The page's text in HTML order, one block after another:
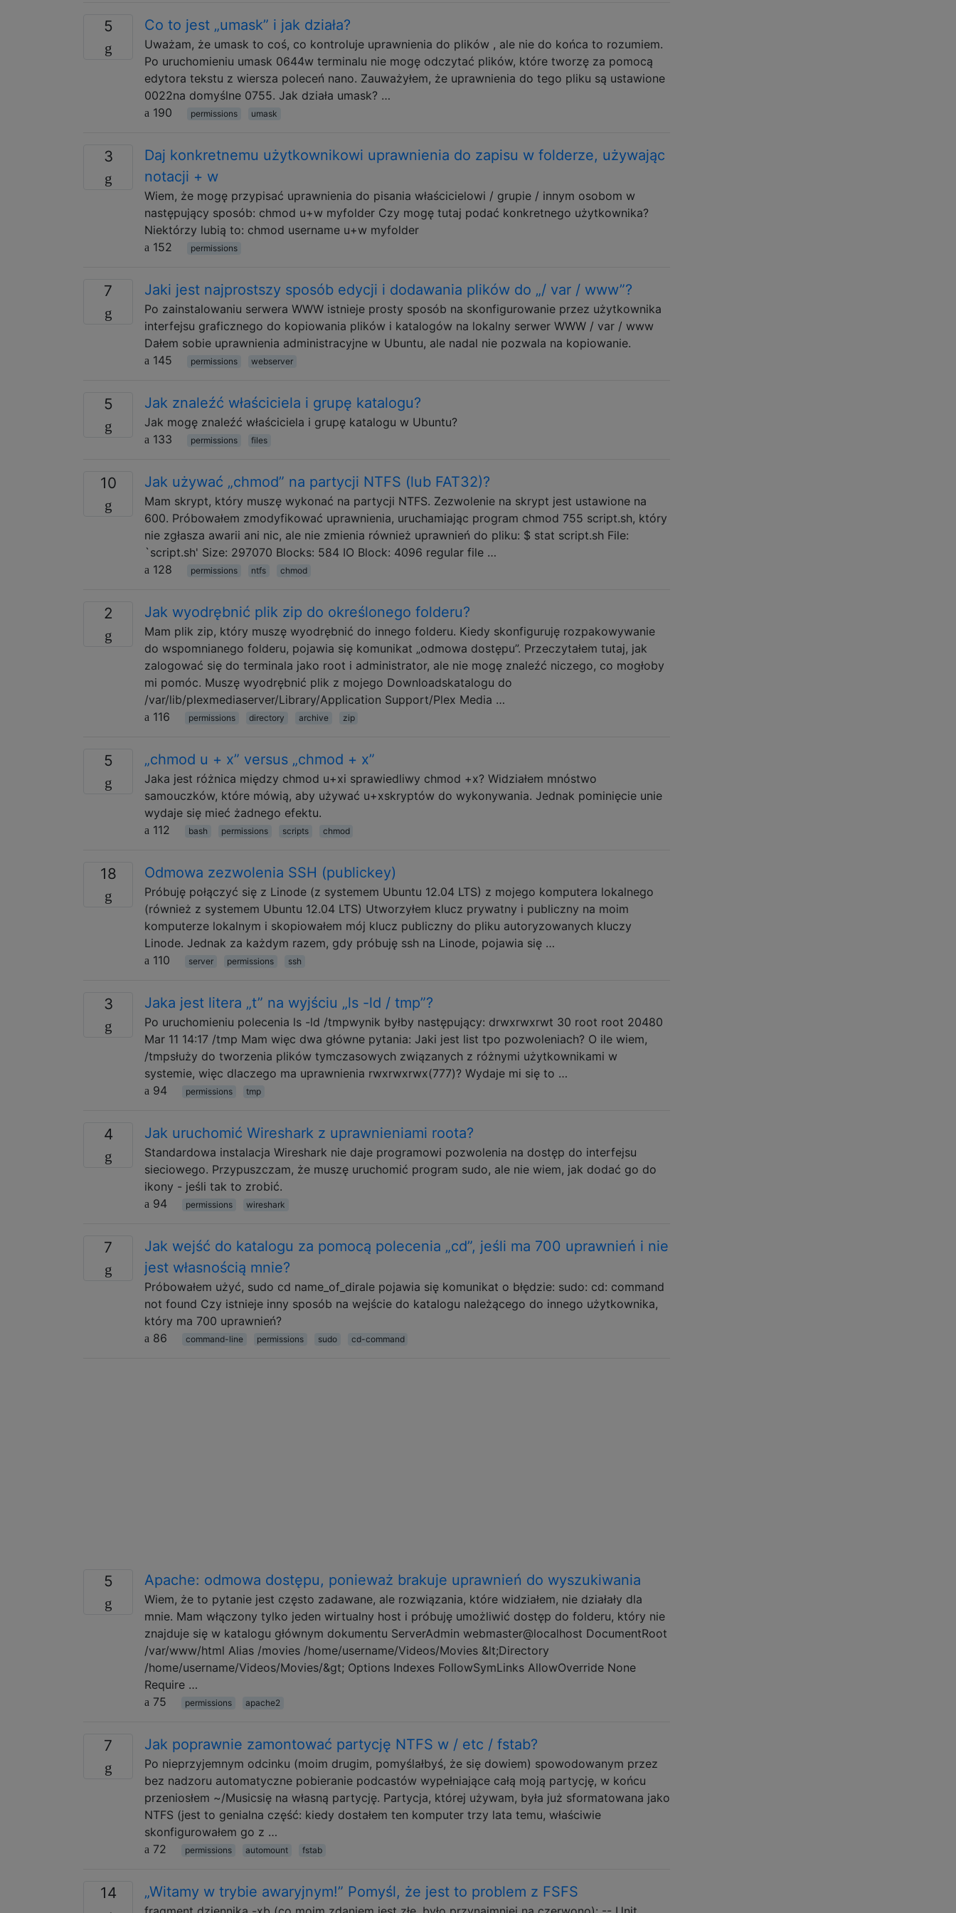
5 Co to jest „umask” i jak działa?
Uważam, że umask to coś, co kontroluje uprawnienia do plików , ale nie do końca to rozumiem.
Po uruchomieniu umask 0644w terminalu nie mogę odczytać plików, które tworzę za pomocą
edytora tekstu z wiersza poleceń nano. Zauważyłem, że uprawnienia do tego pliku są ustawione
0022na domyślne 0755. Jak działa umask? …
190
permissions umask
3
Daj konkretnemu użytkownikowi uprawnienia do zapisu w folderze, używając
notacji + w
Wiem, że mogę przypisać uprawnienia do pisania właścicielowi / grupie / innym osobom w
następujący sposób: chmod u+w myfolder Czy mogę tutaj podać konkretnego użytkownika?
Niektórzy lubią to: chmod username u+w myfolder
152
permissions
7 Jaki jest najprostszy sposób edycji i dodawania plików do „/ var / www”?
Po zainstalowaniu serwera WWW istnieje prosty sposób na skonfigurowanie przez użytkownika
interfejsu graficznego do kopiowania plików i katalogów na lokalny serwer WWW / var / www
Dałem sobie uprawnienia administracyjne w Ubuntu, ale nadal nie pozwala na kopiowanie.
145
permissions webserver
5 Jak znaleźć właściciela i grupę katalogu?
Jak mogę znaleźć właściciela i grupę katalogu w Ubuntu?
133
permissions files
10 Jak używać „chmod” na partycji NTFS (lub FAT32)?
Mam skrypt, który muszę wykonać na partycji NTFS. Zezwolenie na skrypt jest ustawione na
600. Próbowałem zmodyfikować uprawnienia, uruchamiając program chmod 755 script.sh, który
nie zgłasza awarii ani nic, ale nie zmienia również uprawnień do pliku: $ stat script.sh File:
`script.sh' Size: 297070 Blocks: 584 IO Block: 4096 regular file …
128
permissions ntfs chmod
2 Jak wyodrębnić plik zip do określonego folderu?
Mam plik zip, który muszę wyodrębnić do innego folderu. Kiedy skonfiguruję rozpakowywanie
do wspomnianego folderu, pojawia się komunikat „odmowa dostępu”. Przeczytałem tutaj, jak
zalogować się do terminala jako root i administrator, ale nie mogę znaleźć niczego, co mogłoby
mi pomóc. Muszę wyodrębnić plik z mojego Downloadskatalogu do
/var/lib/plexmediaserver/Library/Application Support/Plex Media …
116
permissions directory archive zip
5 „chmod u + x” versus „chmod + x”
Jaka jest różnica między chmod u+xi sprawiedliwy chmod +x? Widziałem mnóstwo
samouczków, które mówią, aby używać u+xskryptów do wykonywania. Jednak pominięcie unie
wydaje się mieć żadnego efektu.
112
bash permissions scripts chmod
18 Odmowa zezwolenia SSH (publickey)
Próbuję połączyć się z Linode (z systemem Ubuntu 12.04 LTS) z mojego komputera lokalnego
(również z systemem Ubuntu 12.04 LTS) Utworzyłem klucz prywatny i publiczny na moim
komputerze lokalnym i skopiowałem mój klucz publiczny do pliku autoryzowanych kluczy
Linode. Jednak za każdym razem, gdy próbuję ssh na Linode, pojawia się …
110
server permissions ssh
3 Jaka jest litera „t” na wyjściu „ls -ld / tmp”?
Po uruchomieniu polecenia ls -ld /tmpwynik byłby następujący: drwxrwxrwt 30 root root 20480
Mar 11 14:17 /tmp Mam więc dwa główne pytania: Jaki jest list tpo pozwoleniach? O ile wiem,
/tmpsłuży do tworzenia plików tymczasowych związanych z różnymi użytkownikami w
systemie, więc dlaczego ma uprawnienia rwxrwxrwx(777)? Wydaje mi się to …
94
permissions tmp
4 Jak uruchomić Wireshark z uprawnieniami roota?
Standardowa instalacja Wireshark nie daje programowi pozwolenia na dostęp do interfejsu
sieciowego. Przypuszczam, że muszę uruchomić program sudo, ale nie wiem, jak dodać go do
ikony - jeśli tak to zrobić.
94
permissions wireshark
7
Jak wejść do katalogu za pomocą polecenia „cd”, jeśli ma 700 uprawnień i nie
jest własnością mnie?
Próbowałem użyć, sudo cd name_of_dirale pojawia się komunikat o błędzie: sudo: cd: command
not found Czy istnieje inny sposób na wejście do katalogu należącego do innego użytkownika,
który ma 700 uprawnień?
86
command-line permissions sudo cd-command
5 Apache: odmowa dostępu, ponieważ brakuje uprawnień do wyszukiwania
Wiem, że to pytanie jest często zadawane, ale rozwiązania, które widziałem, nie działały dla
mnie. Mam włączony tylko jeden wirtualny host i próbuję umożliwić dostęp do folderu, który nie
znajduje się w katalogu głównym dokumentu ServerAdmin webmaster@localhost DocumentRoot
/var/www/html Alias /movies /home/username/Videos/Movies &lt;Directory
/home/username/Videos/Movies/&gt; Options Indexes FollowSymLinks AllowOverride None
Require …
75
permissions apache2
7 Jak poprawnie zamontować partycję NTFS w / etc / fstab?
Po nieprzyjemnym odcinku (moim drugim, pomyślałbyś, że się dowiem) spowodowanym przez
bez nadzoru automatyczne pobieranie podcastów wypełniające całą moją partycję, w końcu
przeniosłem ~/Musicsię na własną partycję. Partycja, której używam, była już sformatowana jako
NTFS (jest to genialna część: kiedy dostałem ten komputer trzy lata temu, właściwie
skonfigurowałem go z …
72
permissions automount fstab
14 „Witamy w trybie awaryjnym!” Pomyśl, że jest to problem z FSFS